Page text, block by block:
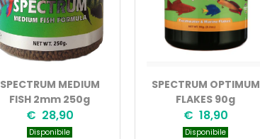
SPECTRUM MEDIUM
FISH 2mm 250g
€ 28,90
Disponibile
SPECTRUM OPTIMUM
FLAKES 90g
€ 18,90
Disponibile